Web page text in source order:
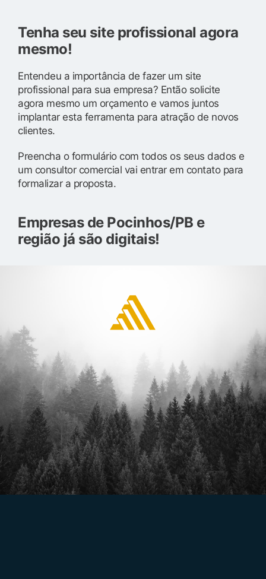
Tenha seu site profissional agora
mesmo!
Entendeu a importância de fazer um site
profissional para sua empresa? Então solicite
agora mesmo um orçamento e vamos juntos
implantar esta ferramenta para atração de novos
clientes.
Preencha o formulário com todos os seus dados e
um consultor comercial vai entrar em contato para
formalizar a proposta.
Empresas de Pocinhos/PB e
região já são digitais!